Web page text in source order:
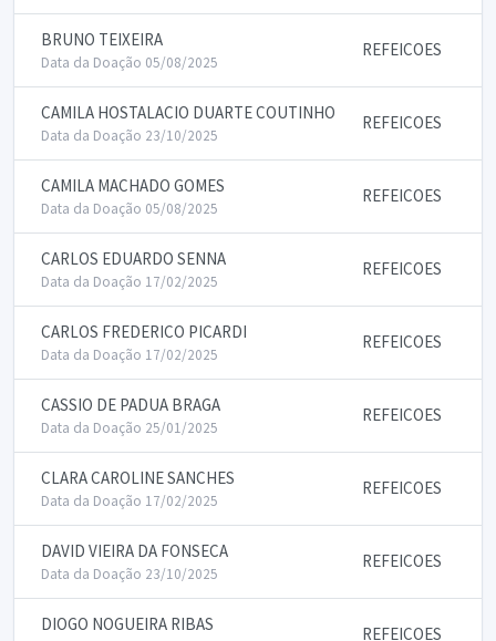
BRUNO TEIXEIRA
Data da Doação 05/08/2025
REFEICOES
CAMILA HOSTALACIO DUARTE COUTINHO
Data da Doação 23/10/2025
REFEICOES
CAMILA MACHADO GOMES
Data da Doação 05/08/2025
REFEICOES
CARLOS EDUARDO SENNA
Data da Doação 17/02/2025
REFEICOES
CARLOS FREDERICO PICARDI
Data da Doação 17/02/2025
REFEICOES
CASSIO DE PADUA BRAGA
Data da Doação 25/01/2025
REFEICOES
CLARA CAROLINE SANCHES
Data da Doação 17/02/2025
REFEICOES
DAVID VIEIRA DA FONSECA
Data da Doação 23/10/2025
REFEICOES
DIOGO NOGUEIRA RIBAS REFEICOES